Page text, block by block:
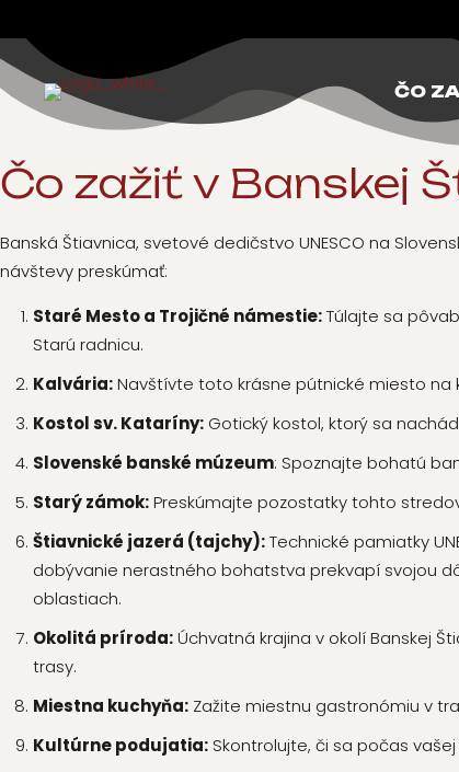
ČO
Čo zažiť v Banskej
Banská Štiavnica, svetové dedičstvo UNESCO na
návštevy preskúmať:
Staré Mesto a Trojičné námestie:Túlajte sa
Starú radnicu.
Kalvária:Navštívte toto krásne pútnické miesto na
Kostol sv. Kataríny: Gotický kostol, ktorý sa
Slovenské banské múzeum: Spoznajte bohatú
Starý zámok:Preskúmajte pozostatky tohto
Štiavnické jazerá (tajchy):Technické pamiatky
dobývanie nerastného bohatstva prekvapí svojou
oblastiach.
Okolitá príroda:Úchvatná krajina v okolí Banskej
trasy.
Miestna kuchyňa: Zažite miestnu gastronómiu v
Kultúrne podujatia: Skontrolujte, či sa počas